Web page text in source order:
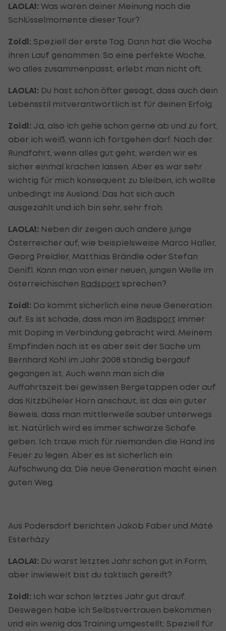
LAOLA1: Was waren deiner Meinung nach die
Schlüsselmomente dieser Tour?
Zoidl: Speziell der erste Tag. Dann hat die Woche
ihren Lauf genommen. So eine perfekte Woche,
wo alles zusammenpasst, erlebt man nicht oft.
LAOLA1: Du hast schon öfter gesagt, dass auch dein
Lebensstil mitverantwortlich ist für deinen Erfolg.
Zoidl: Ja, also ich gehe schon gerne ab und zu fort,
aber ich weiß, wann ich fortgehen darf. Nach der
Rundfahrt, wenn alles gut geht, werden wir es
sicher einmal krachen lassen. Aber es war sehr
wichtig für mich konsequent zu bleiben, ich wollte
unbedingt ins Ausland. Das hat sich auch
ausgezahlt und ich bin sehr, sehr froh.
LAOLA1: Neben dir zeigen auch andere junge
Österreicher auf, wie beispielsweise Marco Haller,
Georg Preidler, Matthias Brändle oder Stefan
Denifl. Kann man von einer neuen, jungen Welle im
österreichischen Radsport sprechen?
Zoidl: Da kommt sicherlich eine neue Generation
auf. Es ist schade, dass man im Radsport immer
mit Doping in Verbindung gebracht wird. Meinem
Empfinden nach ist es aber seit der Sache um
Bernhard Kohl im Jahr 2008 ständig bergauf
gegangen ist. Auch wenn man sich die
Auffahrtszeit bei gewissen Bergetappen oder auf
das Kitzbüheler Horn anschaut, ist das ein guter
Beweis, dass man mittlerweile sauber unterwegs
ist. Natürlich wird es immer schwarze Schafe
geben. Ich traue mich für niemanden die Hand ins
Feuer zu legen. Aber es ist sicherlich ein
Aufschwung da. Die neue Generation macht einen
guten Weg.
Aus Podersdorf berichten Jakob Faber und Máté
Esterházy
LAOLA1: Du warst letztes Jahr schon gut in Form,
aber inwieweit bist du taktisch gereift?
Zoidl: Ich war schon letztes Jahr gut drauf.
Deswegen habe ich Selbstvertrauen bekommen
und ein wenig das Training umgestellt. Speziell für